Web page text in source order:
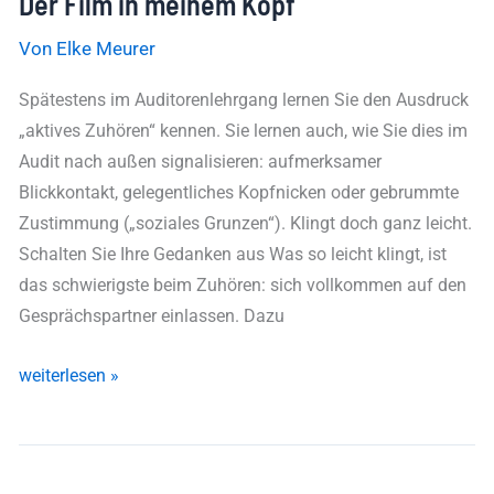
Von Elke Meurer
Spätestens im Auditorenlehrgang lernen Sie den Ausdruck
„aktives Zuhören“ kennen. Sie lernen auch, wie Sie dies im
Audit nach außen signalisieren: aufmerksamer
Blickkontakt, gelegentliches Kopfnicken oder gebrummte
Zustimmung („soziales Grunzen“). Klingt doch ganz leicht.
Schalten Sie Ihre Gedanken aus Was so leicht klingt, ist
das schwierigste beim Zuhören: sich vollkommen auf den
Gesprächspartner einlassen. Dazu
weiterlesen »